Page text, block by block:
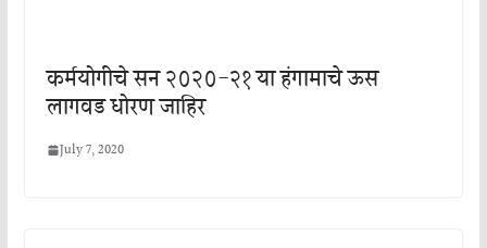
कर्मयोगीचे सन २०२०-२१ या हंगामाचे ऊस
लागवड धोरण जाहिर
July 7, 2020